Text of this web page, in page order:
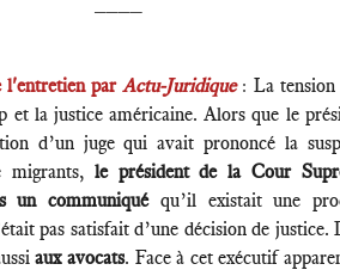
l'entretien parActu-Juridique : La
et la justice américaine. Alors que le
d’un juge qui avait prononcé la
migrants, le président de la Cour
un communiquéqu’il existait une
pas satisfait d’une décision de justice.
aux avocats. Face à cet exécutif